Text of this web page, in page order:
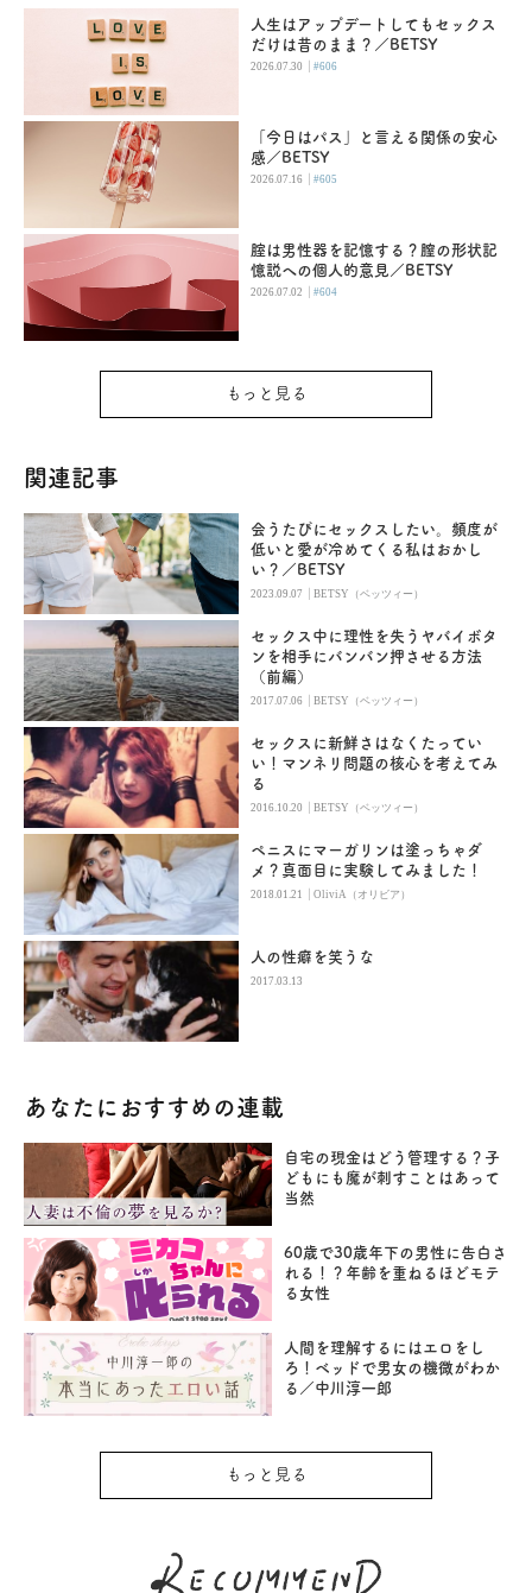
人生はアップデートしてもセックス
だけは昔のまま？／BETSY
2026.07.30 |#606
「今日はパス」と言える関係の安心
感／BETSY
2026.07.16 |#605
腟は男性器を記憶する？膣の形状記
憶説への個人的意見／BETSY
2026.07.02 |#604
もっと見る
関連記事
会うたびにセックスしたい。頻度が
低いと愛が冷めてくる私はおかし
い？／BETSY
2023.09.07 |BETSY（ベッツィー）
セックス中に理性を失うヤバイボタ
ンを相手にバンバン押させる方法
（前編）
2017.07.06 |BETSY（ベッツィー）
セックスに新鮮さはなくたってい
い！マンネリ問題の核心を考えてみ
る
2016.10.20 |BETSY（ベッツィー）
ペニスにマーガリンは塗っちゃダ
メ？真面目に実験してみました！
2018.01.21 |OliviA（オリビア）
人の性癖を笑うな
2017.03.13
あなたにおすすめの連載
自宅の現金はどう管理する？子
どもにも魔が刺すことはあって
当然
60歳で30歳年下の男性に告白さ
れる！？年齢を重ねるほどモテ
る女性
人間を理解するにはエロをし
ろ！ベッドで男女の機微がわか
る／中川淳一郎
もっと見る